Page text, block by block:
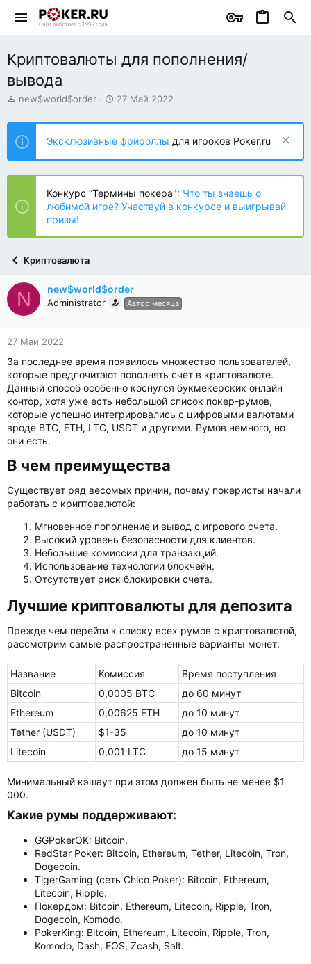
Криптовалюты для пополнения/
вывода
А
т
о
р
т
е
ы
new$world$order
Д
т
н
а
ч
л
а
27 Май 2022
Эксклюзивные фрироллы для игроков Poker.ru
Конкурс “Термины покера": Что ты знаешь о
любимой игре? Участвуй в конкурсе и выигрывай
призы!
Криптовалюта
N new$world$order
Administrator Автор месяца
27 Май 2022
За последнее время появилось множество пользователей,
которые предпочитают пополнять счет в криптовалюте.
Данный способ особенно коснулся букмекерских онлайн
контор, хотя уже есть небольшой список покер-румов,
которые успешно интегрировались с цифровыми валютами
вроде BTC, ETH, LTC, USDT и другими. Румов немного, но
они есть.
В чем преимущества​
Существует ряд весомых причин, почему покеристы начали
работать с криптовалютой:
Мгновенное пополнение и вывод с игрового счета.
Высокий уровень безопасности для клиентов.
Небольшие комиссии для транзакций.
Использование технологии блокчейн.
Отсутствует риск блокировки счета.
Лучшие криптовалюты для депозита​
Прежде чем перейти к списку всех румов с криптовалютой,
рассмотрим самые распространенные варианты монет:
Название Комиссия
Время поступления
Bitcoin
0,0005 BTC
до 60 минут
Ethereum
0,00625 ETH
до 10 минут
Tether (USDT)
$1-35
до 10 минут
Litecoin
0,001 LTC до 15 минут
Минимальный кэшаут при этом должен быть не менее $1
000.
Какие румы поддерживают:​
GGPokerOK: Bitcoin.
RedStar Poker: Bitcoin, Ethereum, Tether, Litecoin, Tron,
Dogecoin.
TigerGaming (сеть Chico Poker): Bitcoin, Ethereum,
Litecoin, Ripple.
Покердом: Bitcoin, Ethereum, Litecoin, Ripple, Tron,
Dogecoin, Komodo.
PokerKing: Bitcoin, Ethereum, Litecoin, Ripple, Tron,
Komodo, Dash, EOS, Zcash, Salt.